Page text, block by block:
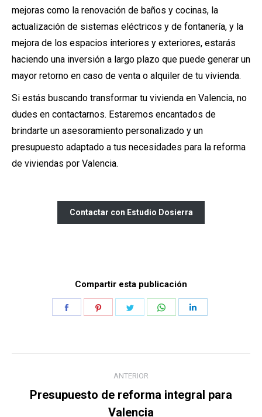
mejoras como la renovación de baños y cocinas, la
actualización de sistemas eléctricos y de fontanería, y la
mejora de los espacios interiores y exteriores, estarás
haciendo una inversión a largo plazo que puede generar un
mayor retorno en caso de venta o alquiler de tu vivienda.
Si estás buscando transformar tu vivienda en Valencia, no
dudes en contactarnos. Estaremos encantados de
brindarte un asesoramiento personalizado y un
presupuesto adaptado a tus necesidades para la reforma
de viviendas por Valencia.
Contactar con Estudio Dosierra
Compartir esta publicación
entre
ANTERIOR
Publicación
Presupuesto de reforma integral para
Valencia